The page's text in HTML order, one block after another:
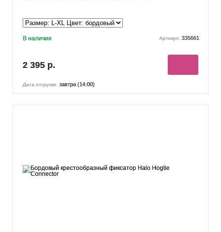
В наличии Артикул: 335661
2 395 р.
Дата отгрузки: завтра (14:00)